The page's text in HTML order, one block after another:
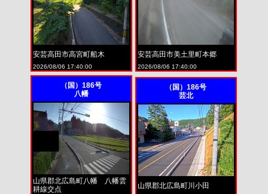
安芸高田市高宮町船木
2026/08/06 17:40:00
安芸高田市美土里町本郷
2026/08/06 17:40:00
（国）186号
八幡
山県郡北広島町八幡 八幡雲
耕線交点
（国）186号
芸北
山県郡北広島町川小田